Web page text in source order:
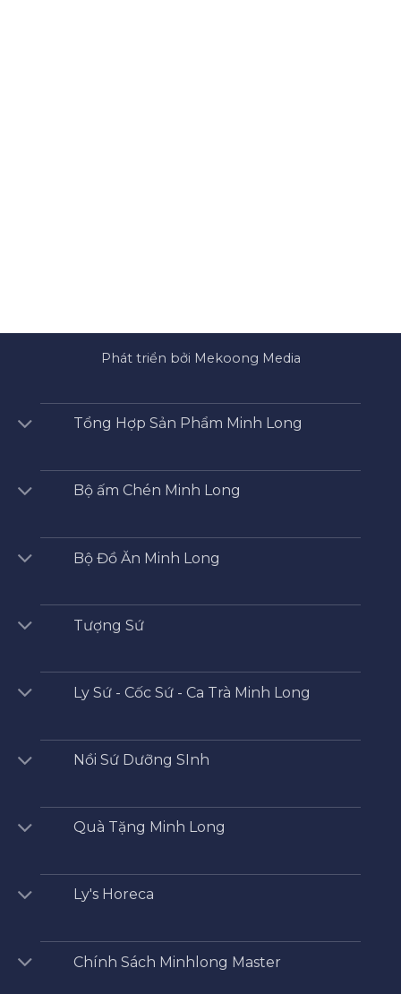
Phát triển bởi Mekoong Media
Tổng Hợp Sản Phẩm Minh Long
Bộ ấm Chén Minh Long
Bộ Đồ Ăn Minh Long
Tượng Sứ
Ly Sứ - Cốc Sứ - Ca Trà Minh Long
Nồi Sứ Dưỡng SInh
Quà Tặng Minh Long
Ly's Horeca
Chính Sách Minhlong Master